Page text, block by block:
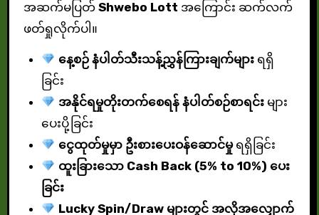
အဆက်မပြတ် Shwebo Lott အကြောင်း ဆက်လက်
ဖတ်ရှုလိုက်ပါ။
နေ့စဉ် နံပါတ်သီးသန့်ညွှန်ကြားချက်များရရှိ
ခြင်း
အနိုင်ရမှုတိုးတက်စေရန် နံပါတ်စဉ်စာရင်းများ
ပေးပို့ခြင်း
ငွေထုတ်မှုမှာ ဦးစားပေးဝန်ဆောင်မှုရရှိခြင်း
ထူးခြားသော Cash Back (5% to 10%) ပေး
ခြင်း
Lucky Spin/Draw များတွင် အလိုအလျှောက်